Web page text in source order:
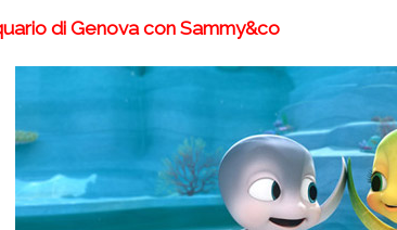
di Genova con Sammy&co